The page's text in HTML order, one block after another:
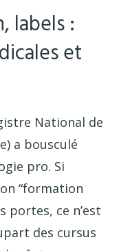
labels :
et
National de
a bousculé
pro. Si
“formation
portes, ce n’est
des cursus